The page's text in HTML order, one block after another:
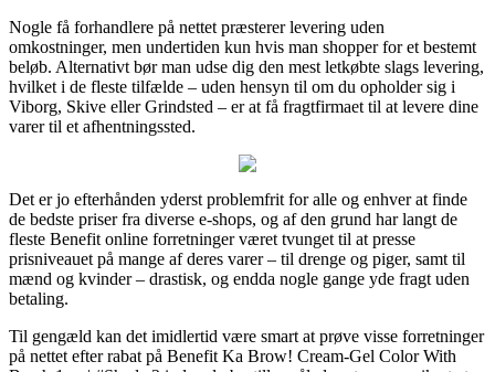
Nogle få forhandlere på nettet præsterer levering uden
omkostninger, men undertiden kun hvis man shopper for et bestemt
beløb. Alternativt bør man udse dig den mest letkøbte slags levering,
hvilket i de fleste tilfælde – uden hensyn til om du opholder sig i
Viborg, Skive eller Grindsted – er at få fragtfirmaet til at levere dine
varer til et afhentningssted.
Det er jo efterhånden yderst problemfrit for alle og enhver at finde
de bedste priser fra diverse e-shops, og af den grund har langt de
fleste Benefit online forretninger været tvunget til at presse
prisniveauet på mange af deres varer – til drenge og piger, samt til
mænd og kvinder – drastisk, og endda nogle gange yde fragt uden
betaling.
Til gengæld kan det imidlertid være smart at prøve visse forretninger
på nettet efter rabat på Benefit Ka Brow! Cream-Gel Color With